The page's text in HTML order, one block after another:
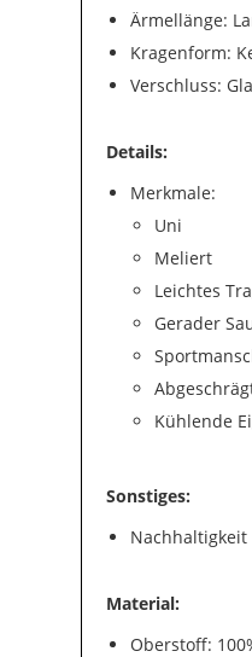
Ärmellänge:
Kragenform:
Verschluss:
Details:
Merkmale:
Uni
Meliert
Leichtes
Gerader
Kühlende
Sonstiges:
Material:
Oberstoff: